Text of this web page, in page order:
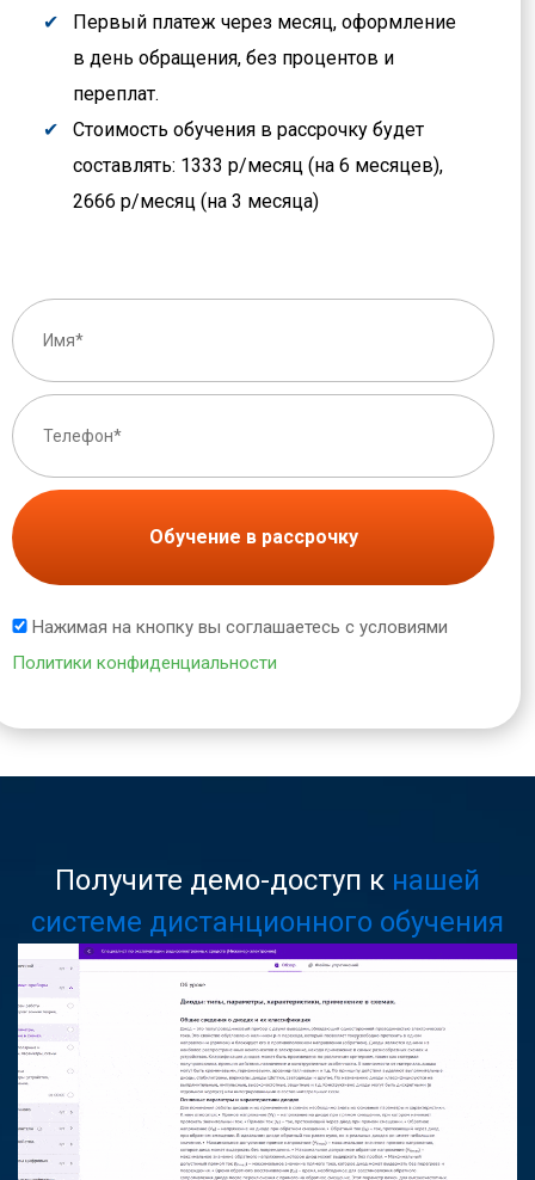
Первый платеж через месяц, оформление
в день обращения, без процентов и
переплат.
Стоимость обучения в рассрочку будет
составлять: 1333 р/месяц (на 6 месяцев),
2666 р/месяц (на 3 месяца)
Обучение в рассрочку
Нажимая на кнопку вы соглашаетесь с условиями
Политики конфиденциальности
Получите демо-доступ к нашей
системе дистанционного обучения